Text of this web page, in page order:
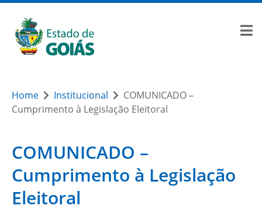
Home Institucional
COMUNICADO –
Cumprimento à Legislação Eleitoral
COMUNICADO –
Cumprimento à Legislação
Eleitoral